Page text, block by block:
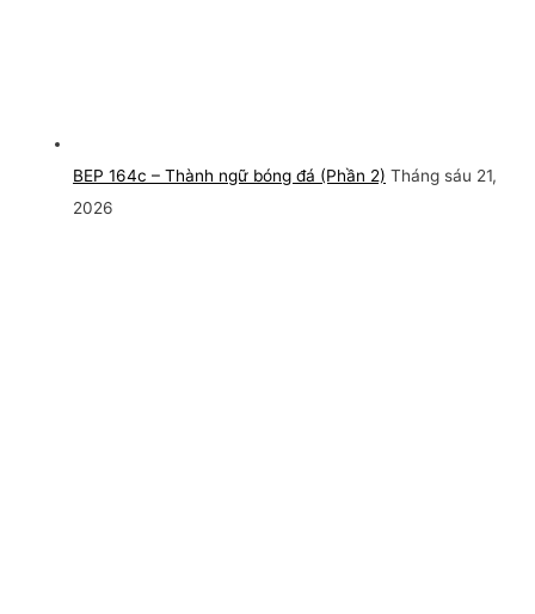
BEP 164c – Thành ngữ bóng đá (Phần 2) Tháng sáu 21,
2026